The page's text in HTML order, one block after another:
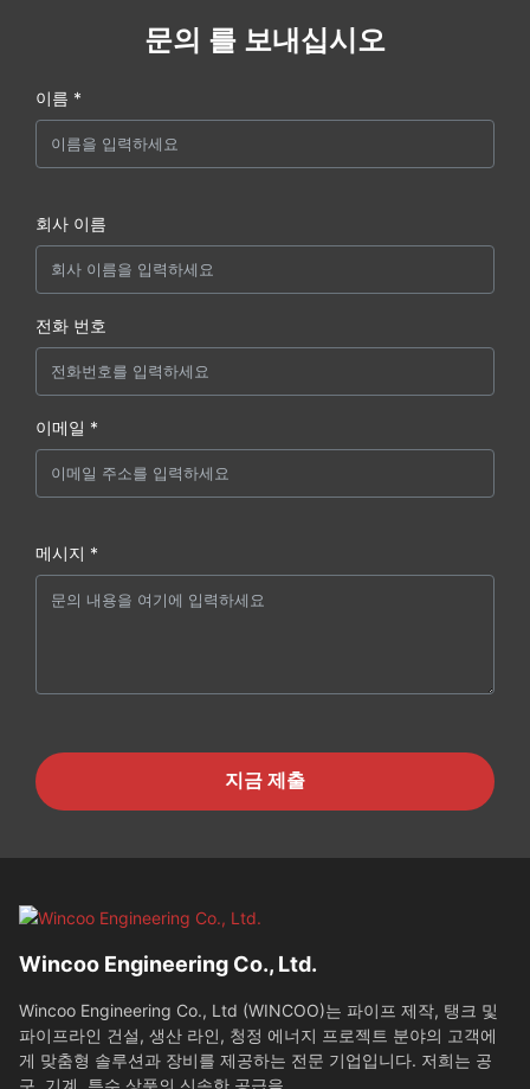
문의 를 보내십시오
이름 *
회사 이름
전화 번호
이메일 *
메시지 *
지금 제출
Wincoo Engineering Co., Ltd.
Wincoo Engineering Co., Ltd (WINCOO)는 파이프 제작, 탱크 및
파이프라인 건설, 생산 라인, 청정 에너지 프로젝트 분야의 고객에
게 맞춤형 솔루션과 장비를 제공하는 전문 기업입니다. 저희는 공
구, 기계, 특수 상품의 신속한 공급을...